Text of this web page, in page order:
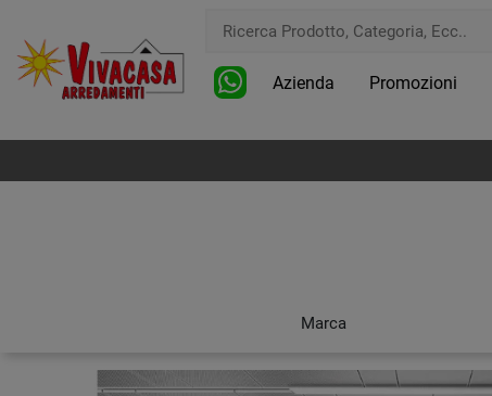
Azienda Promozioni
Marca